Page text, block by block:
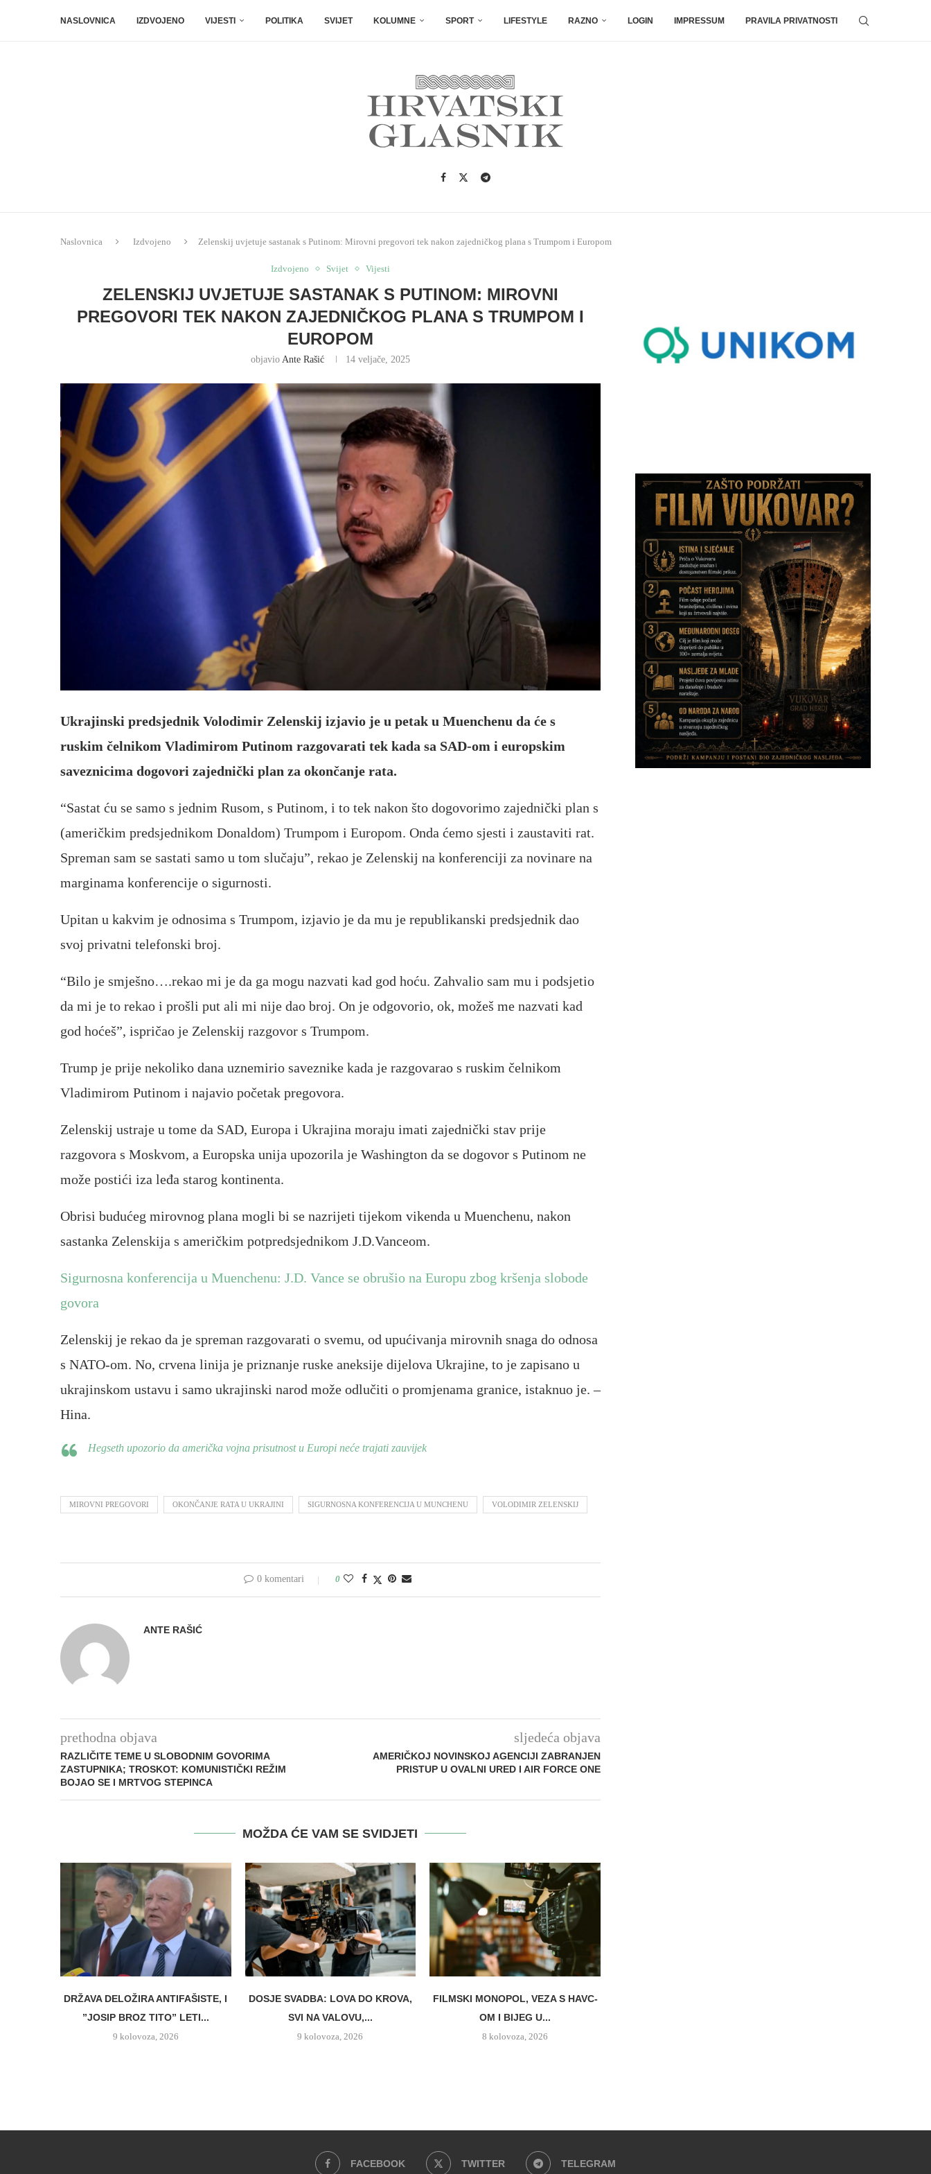
NASLOVNICA IZDVOJENO VIJESTI POLITIKA SVIJET KOLUMNE SPORT LIFESTYLE RAZNO LOGIN IMPRESSUM PRAVILA PRIVATNOSTI
Naslovnica Izdvojeno Zelenskij uvjetuje sastanak s Putinom: Mirovni pregovori tek nakon zajedničkog plana s Trumpom i Europom
Izdvojeno Svijet Vijesti
ZELENSKIJ UVJETUJE SASTANAK S PUTINOM: MIROVNI
PREGOVORI TEK NAKON ZAJEDNIČKOG PLANA S TRUMPOM I
EUROPOM
objavio Ante Rašić 14 veljače, 2025
Ukrajinski predsjednik Volodimir Zelenskij izjavio je u petak u Muenchenu da će s
ruskim čelnikom Vladimirom Putinom razgovarati tek kada sa SAD-om i europskim
saveznicima dogovori zajednički plan za okončanje rata.
“Sastat ću se samo s jednim Rusom, s Putinom, i to tek nakon što dogovorimo zajednički plan s
(američkim predsjednikom Donaldom) Trumpom i Europom. Onda ćemo sjesti i zaustaviti rat.
Spreman sam se sastati samo u tom slučaju”, rekao je Zelenskij na konferenciji za novinare na
marginama konferencije o sigurnosti.
Upitan u kakvim je odnosima s Trumpom, izjavio je da mu je republikanski predsjednik dao
svoj privatni telefonski broj.
“Bilo je smješno….rekao mi je da ga mogu nazvati kad god hoću. Zahvalio sam mu i podsjetio
da mi je to rekao i prošli put ali mi nije dao broj. On je odgovorio, ok, možeš me nazvati kad
god hoćeš”, ispričao je Zelenskij razgovor s Trumpom.
Trump je prije nekoliko dana uznemirio saveznike kada je razgovarao s ruskim čelnikom
Vladimirom Putinom i najavio početak pregovora.
Zelenskij ustraje u tome da SAD, Europa i Ukrajina moraju imati zajednički stav prije
razgovora s Moskvom, a Europska unija upozorila je Washington da se dogovor s Putinom ne
može postići iza leđa starog kontinenta.
Obrisi budućeg mirovnog plana mogli bi se nazrijeti tijekom vikenda u Muenchenu, nakon
sastanka Zelenskija s američkim potpredsjednikom J.D.Vanceom.
Sigurnosna konferencija u Muenchenu: J.D. Vance se obrušio na Europu zbog kršenja slobode
govora
Zelenskij je rekao da je spreman razgovarati o svemu, od upućivanja mirovnih snaga do odnosa
s NATO-om. No, crvena linija je priznanje ruske aneksije dijelova Ukrajine, to je zapisano u
ukrajinskom ustavu i samo ukrajinski narod može odlučiti o promjenama granice, istaknuo je. –
Hina.
Hegseth upozorio da američka vojna prisutnost u Europi neće trajati zauvijek
MIROVNI PREGOVORI OKONČANJE RATA U UKRAJINI SIGURNOSNA KONFERENCIJA U MUNCHENU VOLODIMIR ZELENSKIJ
0 komentari 0
ANTE RAŠIĆ
prethodna objava
RAZLIČITE TEME U SLOBODNIM GOVORIMA
ZASTUPNIKA; TROSKOT: KOMUNISTIČKI REŽIM
BOJAO SE I MRTVOG STEPINCA
sljedeća objava
AMERIČKOJ NOVINSKOJ AGENCIJI ZABRANJEN
PRISTUP U OVALNI URED I AIR FORCE ONE
MOŽDA ĆE VAM SE SVIDJETI
DRŽAVA DELOŽIRA ANTIFAŠISTE, I
”JOSIP BROZ TITO” LETI...
9 kolovoza, 2026
DOSJE SVADBA: LOVA DO KROVA,
SVI NA VALOVU,...
9 kolovoza, 2026
FILMSKI MONOPOL, VEZA S HAVC-
OM I BIJEG U...
8 kolovoza, 2026
FACEBOOK TWITTER TELEGRAM